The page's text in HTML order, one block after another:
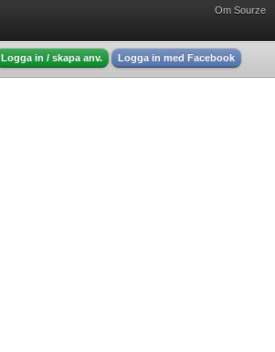
Om Sourze
Logga in / skapa anv. Logga in med Facebook